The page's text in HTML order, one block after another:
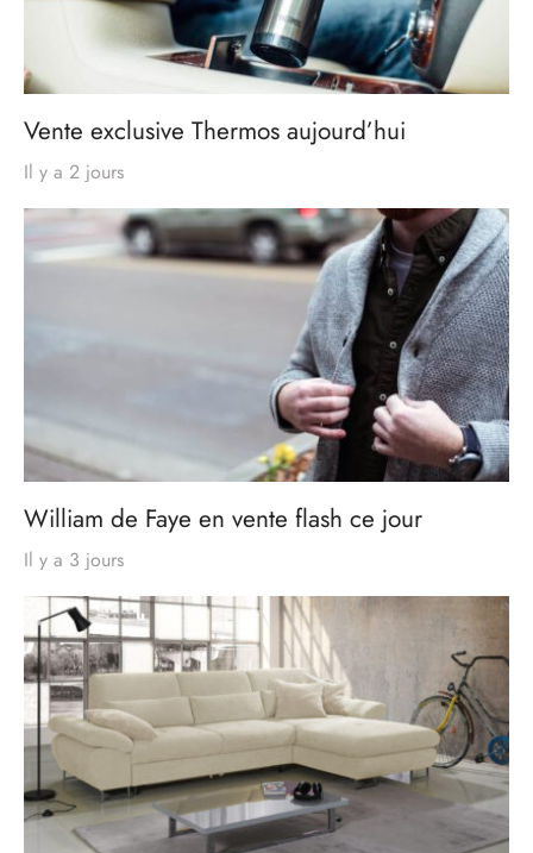
Vente exclusive Thermos aujourd’hui
Il y a 2 jours
William de Faye en vente flash ce jour
Il y a 3 jours